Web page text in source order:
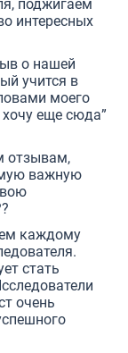
поджигаем
интересных
о нашей
учится в
моего
еще сюда”
отзывам,
важную
каждому
стать
очень